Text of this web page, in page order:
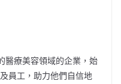
醫療美容領域的企業，始
員工，助力他們自信地